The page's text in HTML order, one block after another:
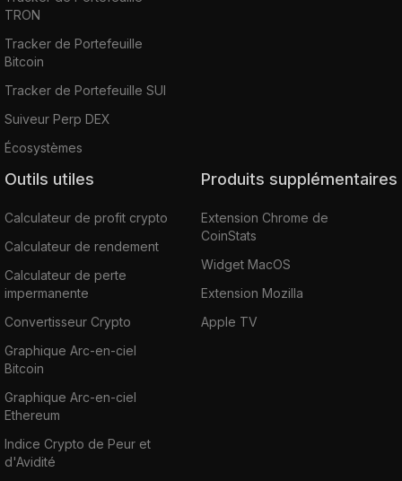
TRON
Tracker de Portefeuille
Bitcoin
Tracker de Portefeuille SUI
Suiveur Perp DEX
Écosystèmes
Outils utiles
Calculateur de profit crypto
Calculateur de rendement
Calculateur de perte
impermanente
Convertisseur Crypto
Graphique Arc-en-ciel
Bitcoin
Graphique Arc-en-ciel
Ethereum
Indice Crypto de Peur et
d'Avidité
Produits supplémentaires
Extension Chrome de
CoinStats
Widget MacOS
Extension Mozilla
Apple TV